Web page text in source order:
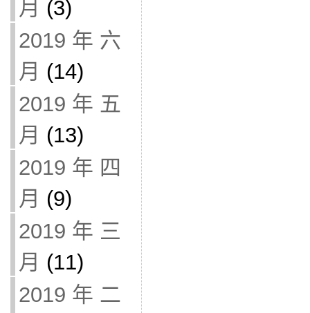
月 (3)
2019 年 六
月 (14)
2019 年 五
月 (13)
2019 年 四
月 (9)
2019 年 三
月 (11)
2019 年 二